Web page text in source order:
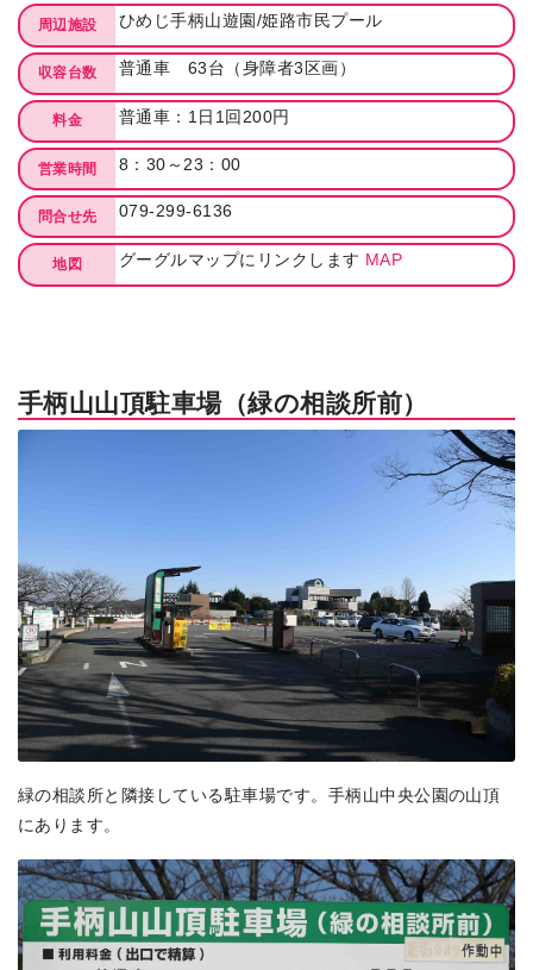
周辺施設 ひめじ手柄山遊園/姫路市民プール
収容台数 普通車 63台（身障者3区画）
料金 普通車：1日1回200円
営業時間 8：30～23：00
問合せ先 079-299-6136
地図 グーグルマップにリンクします MAP
手柄山山頂駐車場（緑の相談所前）
緑の相談所と隣接している駐車場です。手柄山中央公園の山頂
にあります。